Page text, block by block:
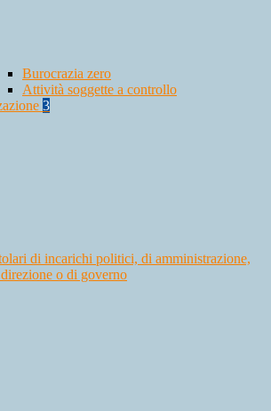
Burocrazia zero
Attività soggette a controllo
3
di incarichi politici, di amministrazione,
o di governo